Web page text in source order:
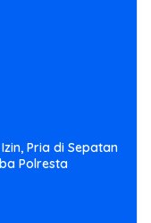
Pria di Sepatan
Polresta